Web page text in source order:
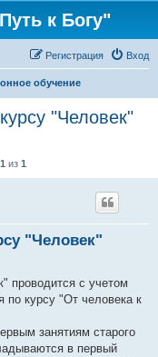
к Богу"
Вход
Регистрация
обучение
"Человек"
1 из 1
"Человек"
проводится с учетом
по курсу "От человека к
занятиям старого
в первый